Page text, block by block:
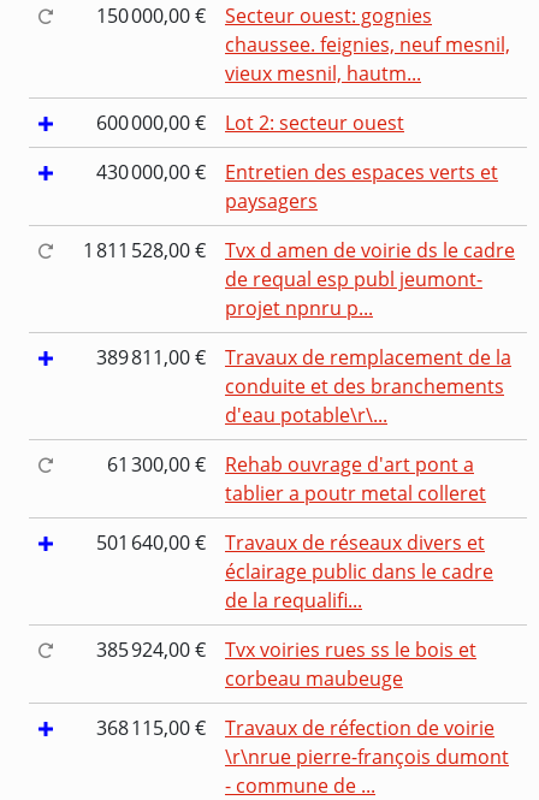
150 000,00 €
Secteur ouest: gognies
chaussee. feignies, neuf mesnil,
vieux mesnil, hautm...
600 000,00 €
Lot 2: secteur ouest
430 000,00 €
Entretien des espaces verts et
paysagers
1 811 528,00 €
Tvx d amen de voirie ds le cadre
de requal esp publ jeumont-
projet npnru p...
389 811,00 €
Travaux de remplacement de la
conduite et des branchements
d'eau potable\r\...
61 300,00 €
Rehab ouvrage d'art pont a
tablier a poutr metal colleret
501 640,00 €
Travaux de réseaux divers et
éclairage public dans le cadre
de la requalifi...
385 924,00 €
Tvx voiries rues ss le bois et
corbeau maubeuge
368 115,00 €
Travaux de réfection de voirie
\r\nrue pierre-françois dumont
- commune de ...